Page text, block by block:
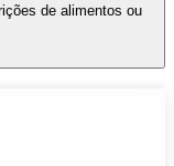
de alimentos ou